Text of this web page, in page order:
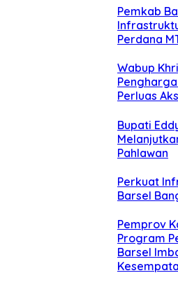
Pemkab
Perdana
Wabup
Perluas
Bupati
Pahlawan
Perkuat
Barsel
Pemprov
Program
Barsel